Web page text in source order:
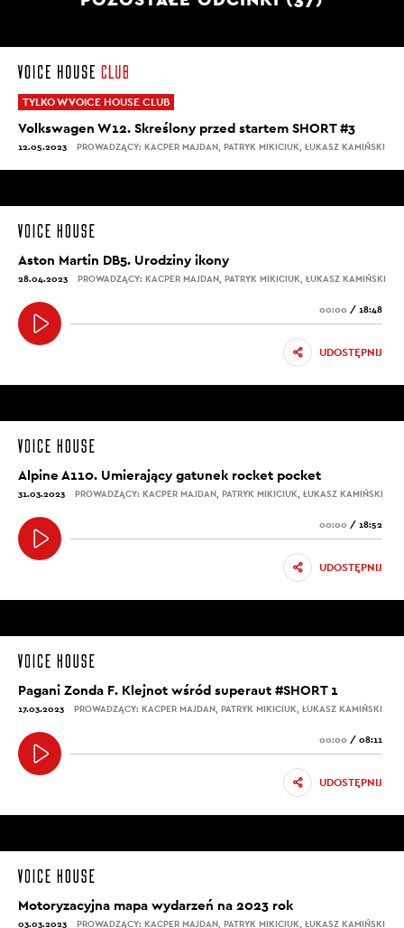
TYLKO W VOICE HOUSE CLUB
Volkswagen W12. Skreślony przed startem SHORT #3
12.05.2023 PROWADZĄCY: KACPER MAJDAN, PATRYK MIKICIUK, ŁUKASZ KAMIŃSKI
Aston Martin DB5. Urodziny ikony
28.04.2023 PROWADZĄCY: KACPER MAJDAN, PATRYK MIKICIUK, ŁUKASZ KAMIŃSKI
00:00 / 18:48
UDOSTĘPNIJ
Alpine A110. Umierający gatunek rocket pocket
31.03.2023 PROWADZĄCY: KACPER MAJDAN, PATRYK MIKICIUK, ŁUKASZ KAMIŃSKI
00:00 / 18:52
UDOSTĘPNIJ
Pagani Zonda F. Klejnot wśród superaut #SHORT 1
17.03.2023 PROWADZĄCY: KACPER MAJDAN, PATRYK MIKICIUK, ŁUKASZ KAMIŃSKI
00:00 / 08:11
UDOSTĘPNIJ
Motoryzacyjna mapa wydarzeń na 2023 rok
03.03.2023 PROWADZĄCY: KACPER MAJDAN, PATRYK MIKICIUK, ŁUKASZ KAMIŃSKI